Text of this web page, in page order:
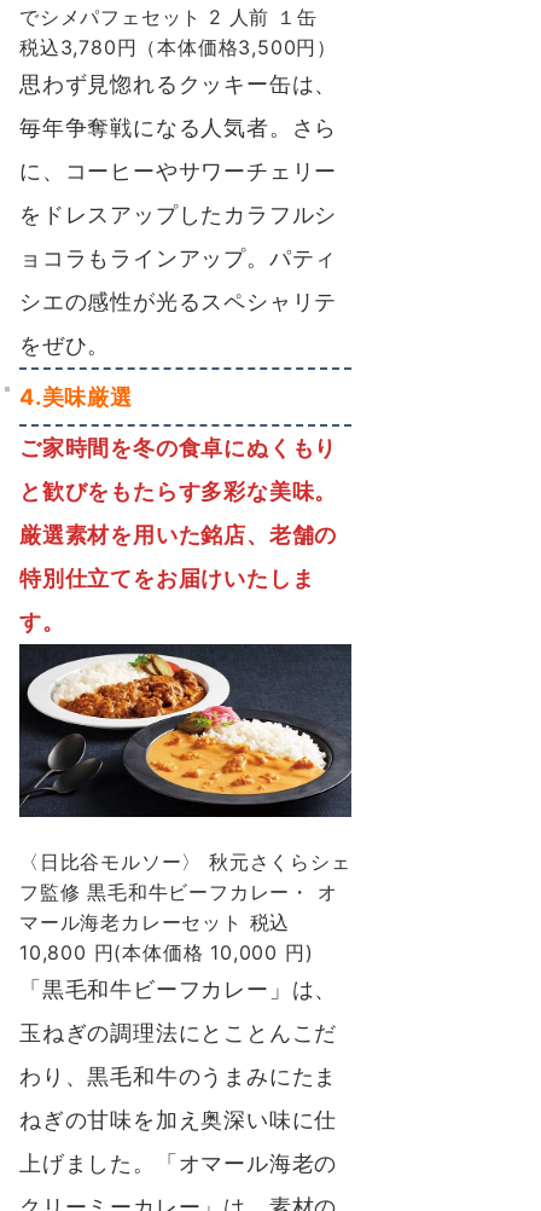
でシメパフェセット 2 人前 １缶
税込3,780円（本体価格3,500円）
思わず見惚れるクッキー缶は、
毎年争奪戦になる人気者。さら
に、
コーヒーやサワーチェリー
をドレスアップしたカラフルシ
ョコラもラインアップ。パティ
シエの感性が光るスペシャリテ
をぜひ。
4.美味厳選
ご家時間を冬の食卓にぬくもり
と歓びをもたらす多彩な美味。
厳選素材を用いた銘店、老舗の
特別仕立てをお届けいたしま
す。
〈日比谷モルソー〉 秋元さくらシェ
フ監修 黒毛和牛ビーフカレー・ オ
マール海老カレーセット 税込
10,800 円(本体価格 10,000 円)
「黒毛和牛ビーフカレー」 は、
玉ねぎの調理法にとことんこだ
わり、黒毛和牛のうまみにたま
ねぎの甘味を加え奥深い味に仕
上げました。
「オマール海老の